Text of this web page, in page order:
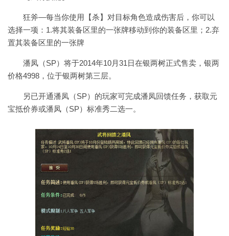
狂斧—每当你使用【杀】对目标角色造成伤害后，你可以
选择一项：1.将其装备区里的一张牌移动到你的装备区里；2.弃
置其装备区里的一张牌
潘凤（SP）将于2014年10月31日在银两树正式售卖，银两
价格4998，位于银两树第三层。
另已开通潘凤（SP）的玩家可完成潘凤回馈任务，获取元
宝抵价券或潘凤（SP）标准秀二选一。